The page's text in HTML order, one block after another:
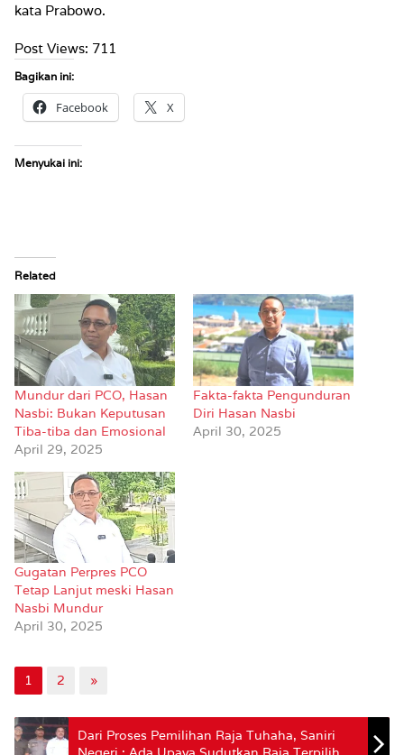
kata Prabowo.
Post Views: 711
Bagikan ini:
Facebook X
Menyukai ini:
Related
Mundur dari PCO, Hasan
Nasbi: Bukan Keputusan
Tiba-tiba dan Emosional
April 29, 2025
Fakta-fakta Pengunduran
Diri Hasan Nasbi
April 30, 2025
Gugatan Perpres PCO
Tetap Lanjut meski Hasan
Nasbi Mundur
April 30, 2025
1 2 »
Dari Proses Pemilihan Raja Tuhaha, Saniri